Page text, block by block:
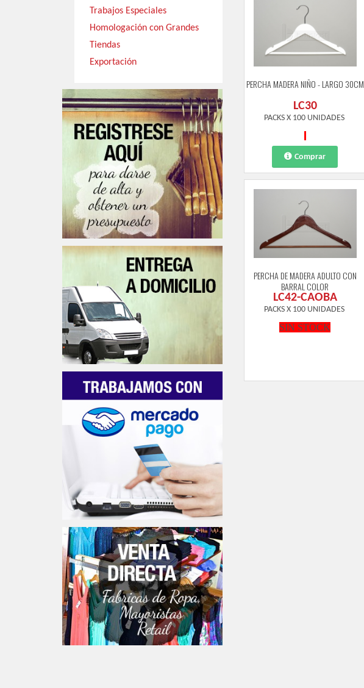
Trabajos Especiales
Homologación con Grandes
Tiendas
Exportación
PERCHA MADERA NIÑO - LARGO 30CM
LC30
PACKS X 100 UNIDADES
Comprar
PERCHA DE MADERA ADULTO CON
BARRAL COLOR
LC42-CAOBA
PACKS X 100 UNIDADES
SIN STOCK